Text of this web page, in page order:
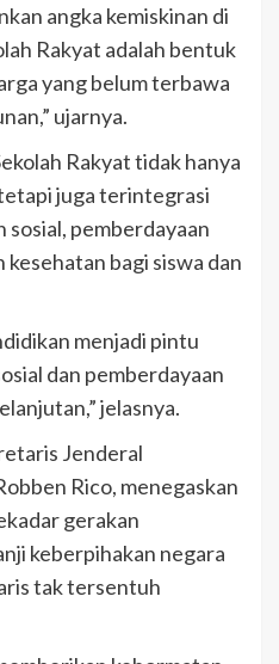
angka kemiskinan di
Rakyat adalah bentuk
yang belum terbawa
ujarnya.
Rakyat tidak hanya
juga terintegrasi
sosial, pemberdayaan
kesehatan bagi siswa dan
menjadi pintu
dan pemberdayaan
jelasnya.
Jenderal
Rico, menegaskan
gerakan
keberpihakan negara
tak tersentuh